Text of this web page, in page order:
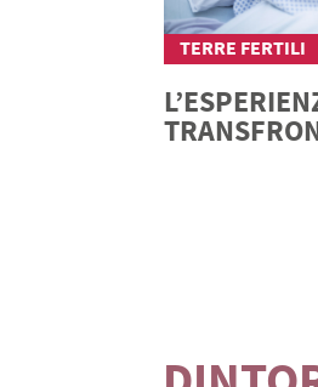
TERRE FERTILI